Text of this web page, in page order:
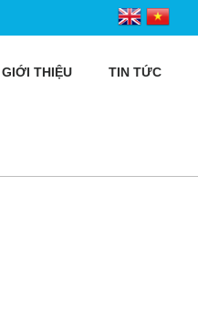
GIỚI THIỆU TIN TỨC